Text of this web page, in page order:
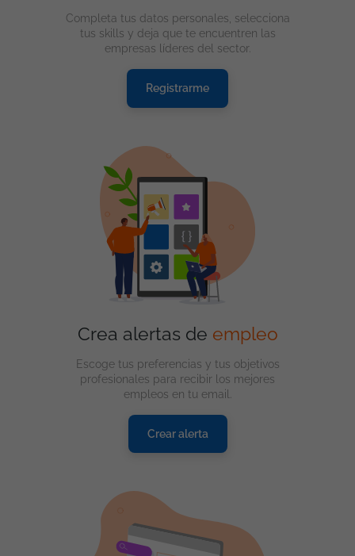
Completa tus datos personales, selecciona
tus skills y deja que te encuentren las
empresas líderes del sector.
Registrarme
Crea alertas de empleo
Escoge tus preferencias y tus objetivos
profesionales para recibir los mejores
empleos en tu email.
Crear alerta